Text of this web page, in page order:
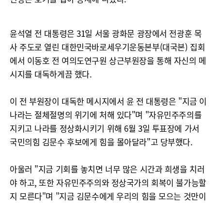
윤석열 전 대통령은 31일 서울 광화문 광장에서 전광훈 목
사 주도로 열린 대한민국바로세우기운동본부(대국본) 집회
에서 이동호 전 여의도연구원 상근부원장을 통해 자신의 메
시지를 대독하게끔 했다.
이 전 부원장이 대독한 메시지에서 윤 전 대통령은 "지금 이
나라는 절체절명의 위기에 처해 있다"며 "자유민주주의를
지키고 나라를 정상화시키기 위해 6월 3일 투표장에 가서
국민의힘 김문수 후보에게 힘을 몰아달라"고 당부했다.
아울러 "지금 기회를 놓치면 너무 많은 시간과 희생을 치러
야 하고, 또한 자유민주주의와 정상국가의 회복이 불가능할
지 모른다"며 "지금 김문수에게 우리의 힘을 모으는 것만이